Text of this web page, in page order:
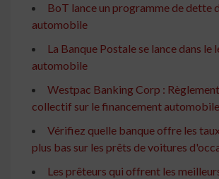
BoT lance un programme de dette
automobile
La Banque Postale se lance dans le
automobile
Westpac Banking Corp :
collectif sur le financement automobile
Vérifiez quelle banque offre les
plus bas sur les prêts de voitures
Les prêteurs qui offrent les